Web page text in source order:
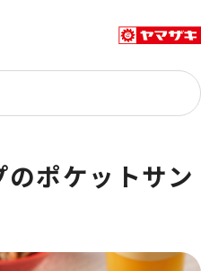
ポケットサン